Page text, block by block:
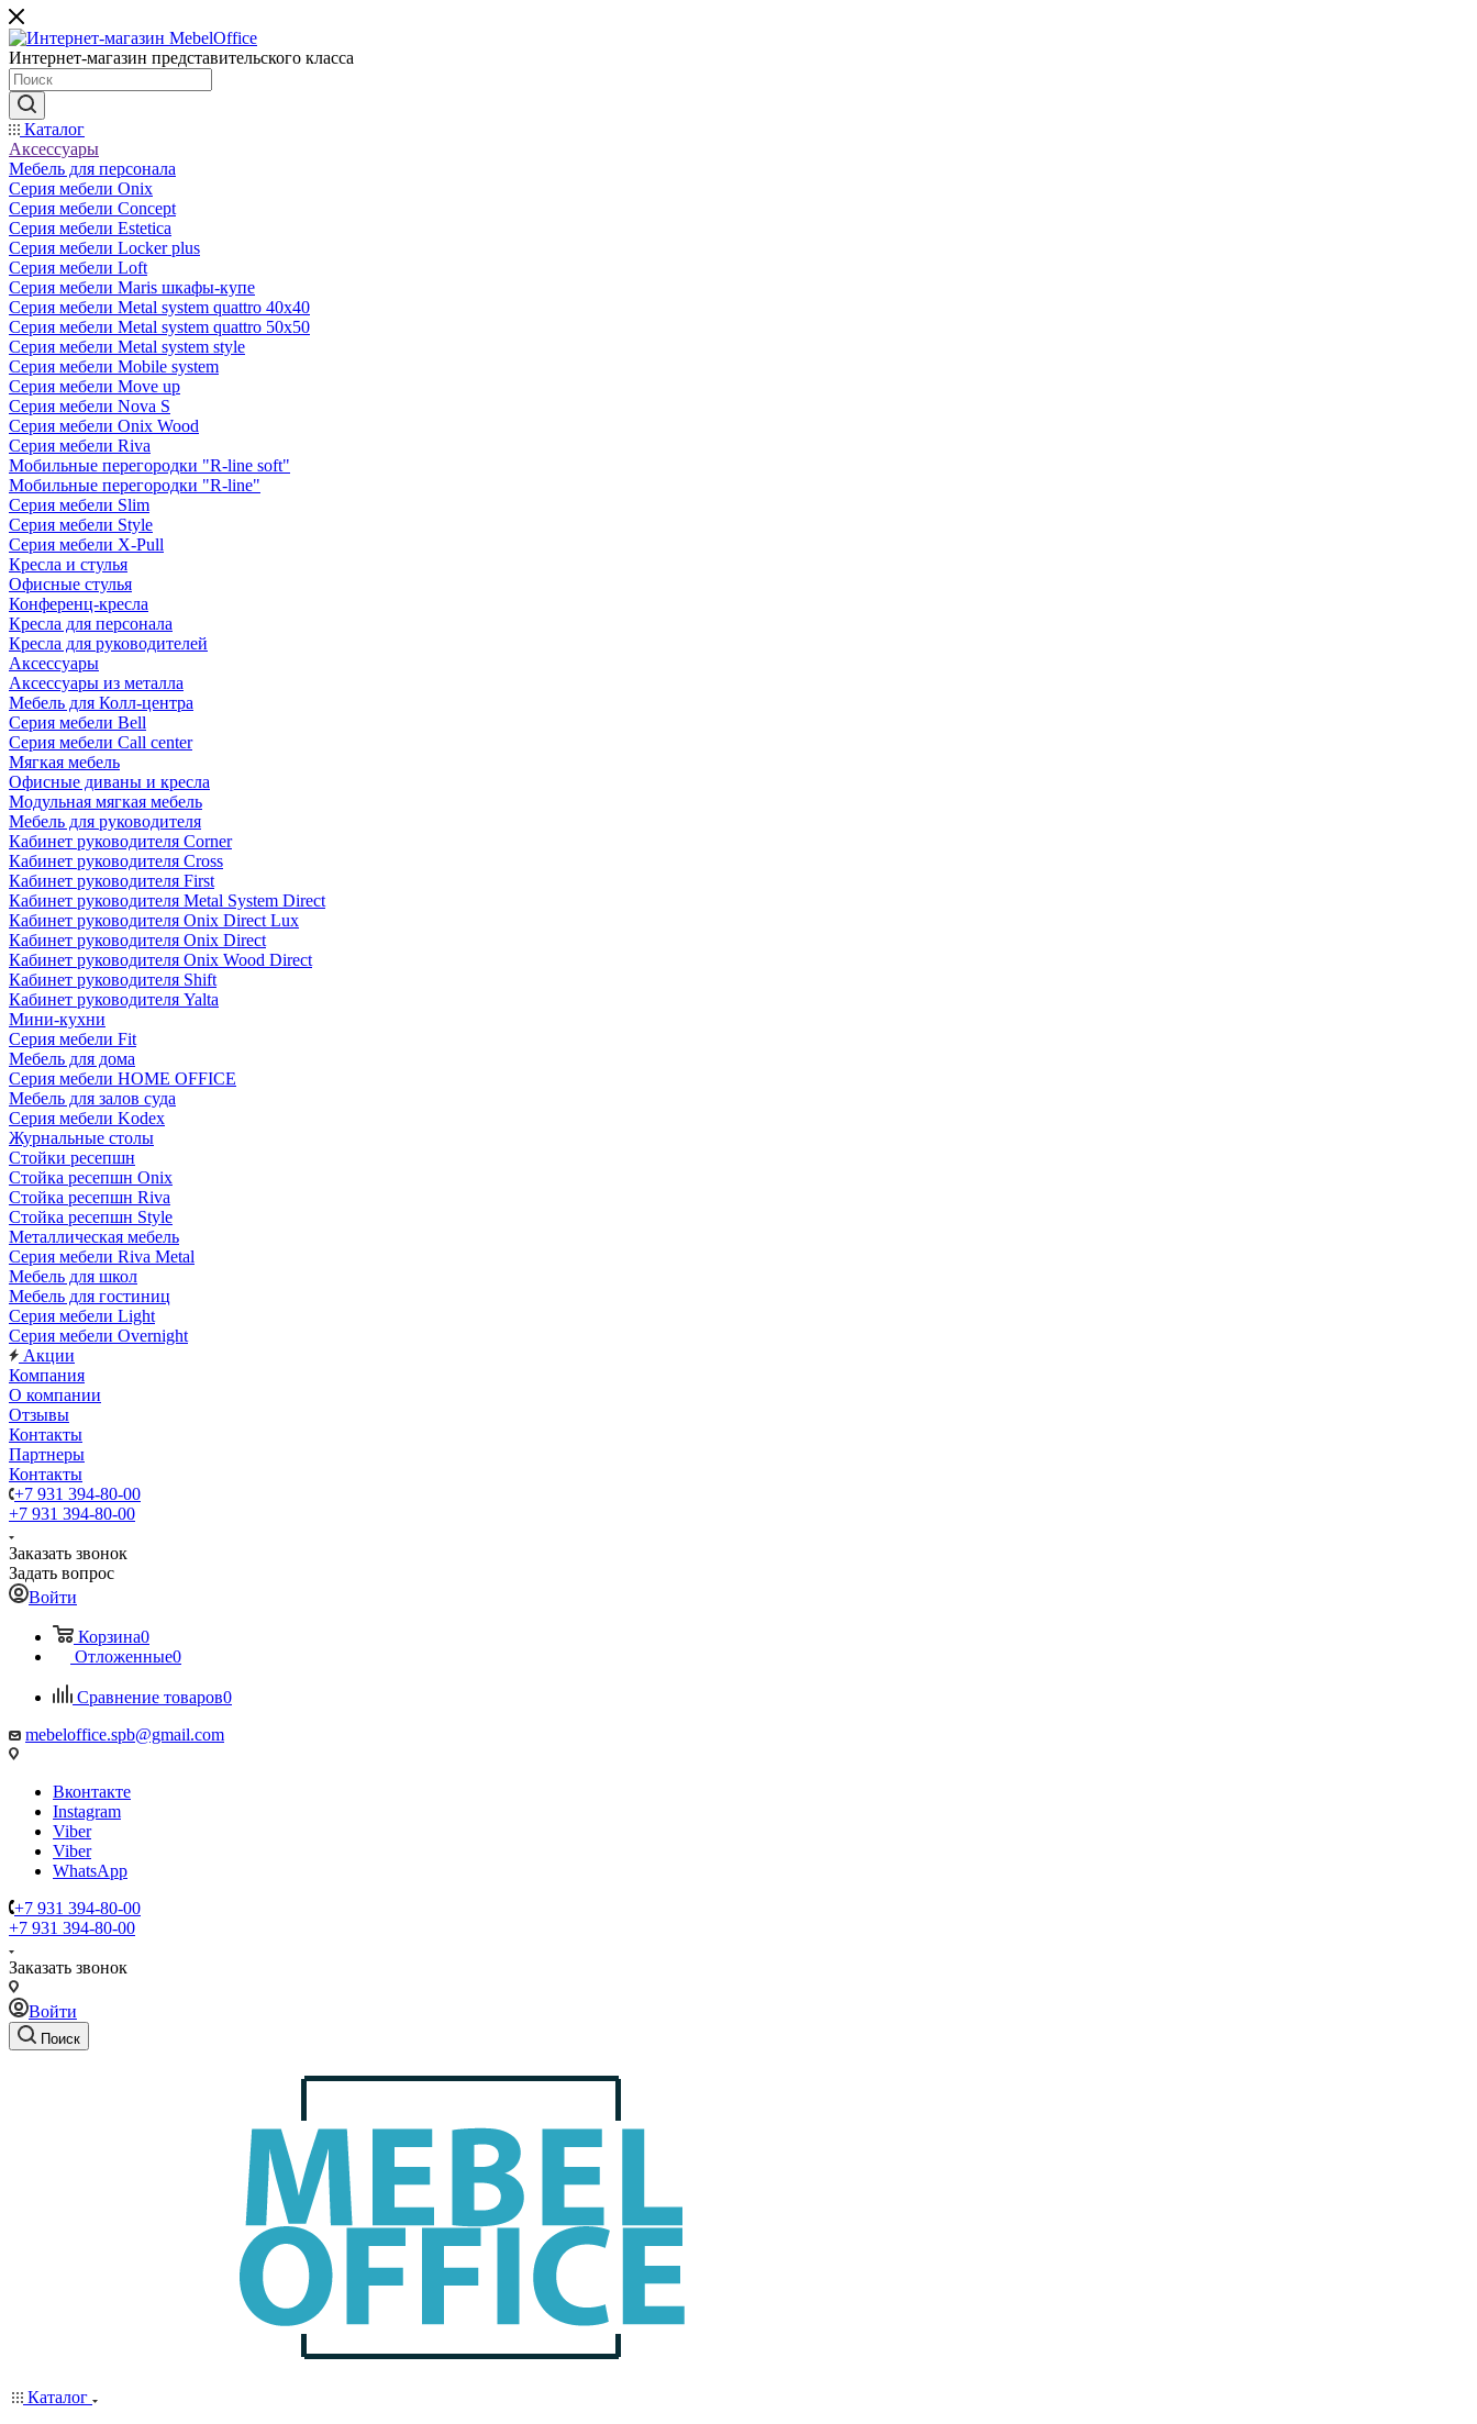
Интернет-магазин представительского класса
Каталог
Аксессуары
Мебель для персонала
Серия мебели Onix
Серия мебели Concept
Серия мебели Estetica
Серия мебели Locker plus
Серия мебели Loft
Серия мебели Maris шкафы-купе
Серия мебели Metal system quattro 40x40
Серия мебели Metal system quattro 50x50
Серия мебели Metal system style
Серия мебели Mobile system
Серия мебели Move up
Серия мебели Nova S
Серия мебели Onix Wood
Серия мебели Riva
Мобильные перегородки "R-line soft"
Мобильные перегородки "R-line"
Серия мебели Slim
Серия мебели Style
Серия мебели X-Pull
Кресла и стулья
Офисные стулья
Конференц-кресла
Кресла для персонала
Кресла для руководителей
Аксессуары
Аксессуары из металла
Мебель для Колл-центра
Серия мебели Bell
Серия мебели Call center
Мягкая мебель
Офисные диваны и кресла
Модульная мягкая мебель
Мебель для руководителя
Кабинет руководителя Corner
Кабинет руководителя Cross
Кабинет руководителя First
Кабинет руководителя Metal System Direct
Кабинет руководителя Onix Direct Lux
Кабинет руководителя Onix Direct
Кабинет руководителя Onix Wood Direct
Кабинет руководителя Shift
Кабинет руководителя Yalta
Мини-кухни
Серия мебели Fit
Мебель для дома
Серия мебели HOME OFFICE
Мебель для залов суда
Серия мебели Kodex
Журнальные столы
Стойки ресепшн
Стойка ресепшн Onix
Стойка ресепшн Riva
Стойка ресепшн Style
Металлическая мебель
Серия мебели Riva Metal
Мебель для школ
Мебель для гостиниц
Серия мебели Light
Серия мебели Overnight
Акции
Компания
О компании
Отзывы
Контакты
Партнеры
Контакты
+7 931 394-80-00
+7 931 394-80-00
Заказать звонок
Задать вопрос
Войти
Корзина0
Отложенные0
Сравнение товаров0
mebeloffice.spb@gmail.com
Вконтакте
Instagram
Viber
Viber
WhatsApp
+7 931 394-80-00
+7 931 394-80-00
Заказать звонок
Войти
Поиск
Каталог